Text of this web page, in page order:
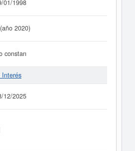
01/1998
2020)
constan
Interés
12/2025